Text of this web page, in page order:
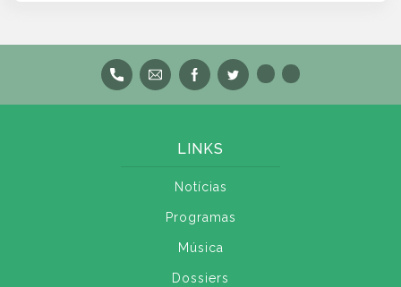
LINKS
Notícias
Programas
Música
Dossiers